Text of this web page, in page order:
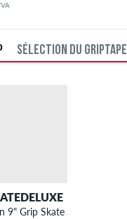
SÉLECTION DU GRIPTAPE
9" Grip Skate